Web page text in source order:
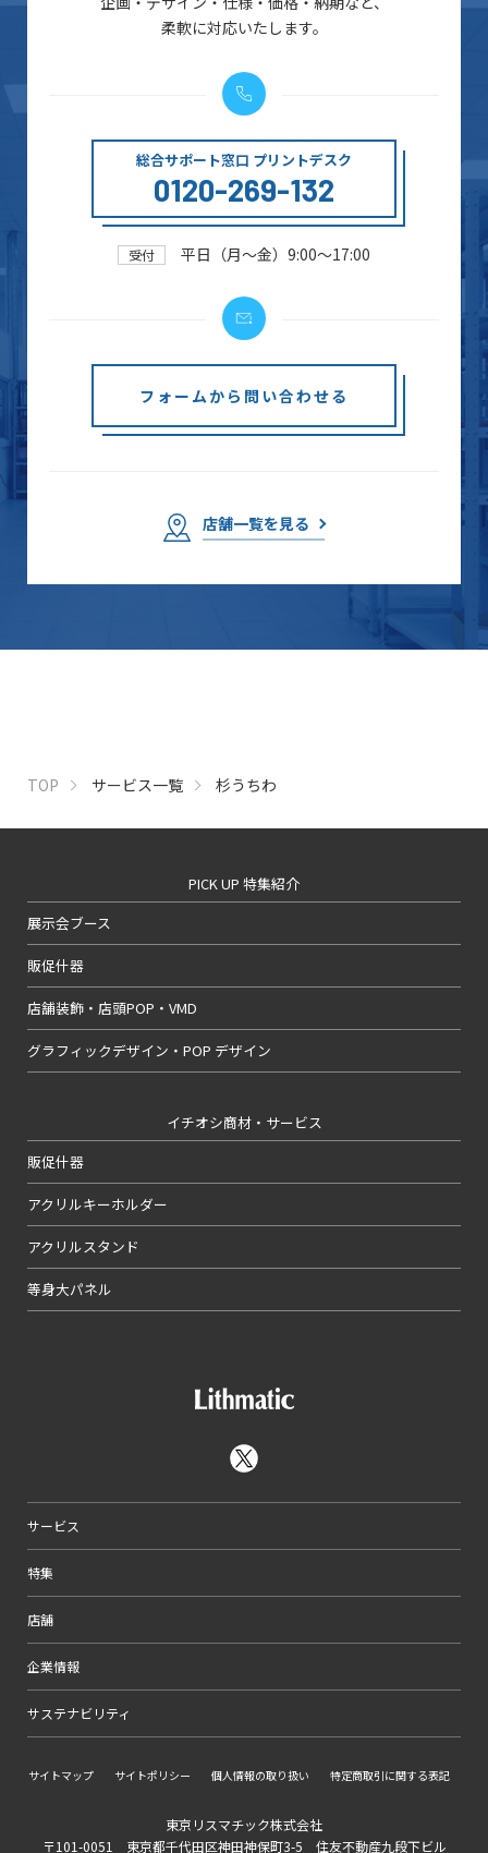
柔軟に対応いたします。
総合サポート窓口 プリントデスク
0120-269-132
受付 平日（月～金）9:00～17:00
フォームから問い合わせる
店舗一覧を見る
TOP サービス一覧 杉うちわ
PICK UP 特集紹介
展示会ブース
販促什器
店舗装飾・店頭POP・VMD
グラフィックデザイン・POP デザイン
イチオシ商材・サービス
販促什器
アクリルキーホルダー
アクリルスタンド
等身大パネル
サービス
特集
店舗
企業情報
サステナビリティ
サイトマップ サイトポリシー 個人情報の取り扱い 特定商取引に関する表記
東京リスマチック株式会社
〒101-0051 東京都千代田区神田神保町3-5 住友不動産九段下ビル